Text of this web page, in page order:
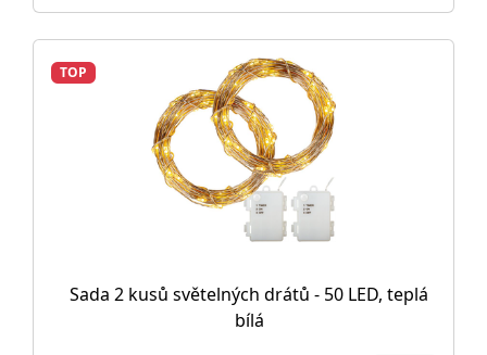
TOP
Sada 2 kusů světelných drátů - 50 LED, teplá
bílá